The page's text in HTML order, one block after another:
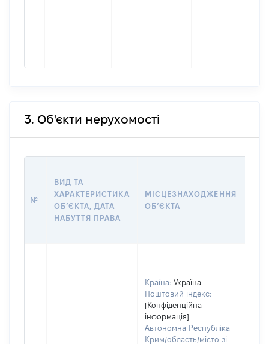
3. Об'єкти нерухомості
№
ВИД ТА
ХАРАКТЕРИСТИКА
ОБʼЄКТА, ДАТА
НАБУТТЯ ПРАВА
МІСЦЕЗНАХОДЖЕННЯ
ОБʼЄКТА
Країна: Україна
Поштовий індекс:
[Конфіденційна
інформація]
Автономна Республіка
Крим/область/місто зі